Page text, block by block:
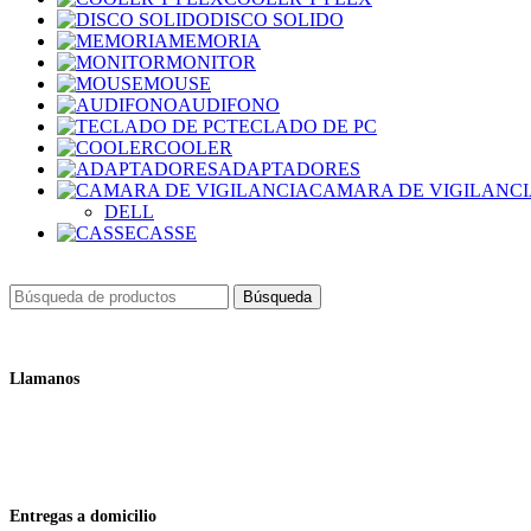
DISCO SOLIDO
MEMORIA
MONITOR
MOUSE
AUDIFONO
TECLADO DE PC
COOLER
ADAPTADORES
CAMARA DE
DELL
CASSE
Búsqueda
Llamanos
Entregas a domicilio